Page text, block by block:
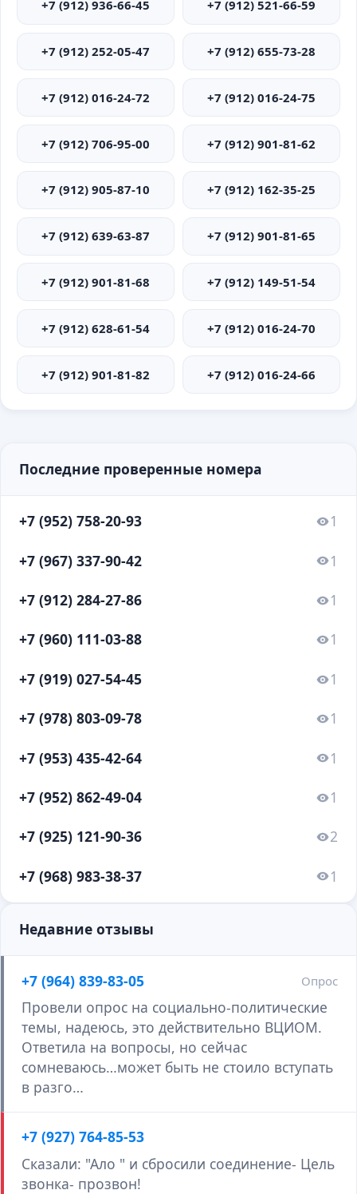
+7 (912) 936-66-45 +7 (912) 521-66-59
+7 (912) 252-05-47 +7 (912) 655-73-28
+7 (912) 016-24-72 +7 (912) 016-24-75
+7 (912) 706-95-00 +7 (912) 901-81-62
+7 (912) 905-87-10 +7 (912) 162-35-25
+7 (912) 639-63-87 +7 (912) 901-81-65
+7 (912) 901-81-68 +7 (912) 149-51-54
+7 (912) 628-61-54 +7 (912) 016-24-70
+7 (912) 901-81-82 +7 (912) 016-24-66
Последние проверенные номера
+7 (952) 758-20-93 1
+7 (967) 337-90-42 1
+7 (912) 284-27-86 1
+7 (960) 111-03-88 1
+7 (919) 027-54-45 1
+7 (978) 803-09-78 1
+7 (953) 435-42-64 1
+7 (952) 862-49-04 1
+7 (925) 121-90-36 2
+7 (968) 983-38-37 1
Недавние отзывы
+7 (964) 839-83-05 Опрос
Провели опрос на социально-политические
темы, надеюсь, это действительно ВЦИОМ.
Ответила на вопросы, но сейчас
сомневаюсь…может быть не стоило вступать
в разго…
+7 (927) 764-85-53
Сказали: "Ало " и сбросили соединение- Цель
звонка- прозвон!